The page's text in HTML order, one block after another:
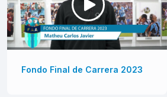
Fondo Final de Carrera 2023